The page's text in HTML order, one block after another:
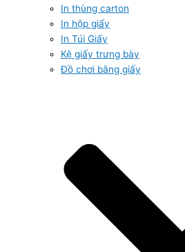
In thùng carton
In hộp giấy
In Túi Giấy
Kệ giấy trưng bày
Đồ chơi bằng giấy